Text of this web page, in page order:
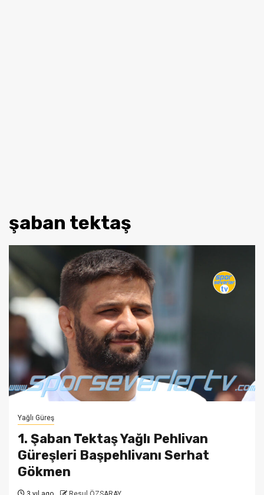
şaban tektaş
Yağlı Güreş
1. Şaban Tektaş Yağlı Pehlivan
Güreşleri Başpehlivanı Serhat
Gökmen